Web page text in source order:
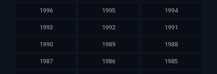
1996 1995 1994
1993 1992 1991
1990 1989 1988
1987 1986 1985